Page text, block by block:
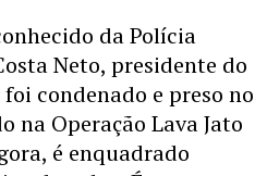
da Polícia
Neto, presidente do
condenado e preso no
na Operação Lava Jato
é enquadrado